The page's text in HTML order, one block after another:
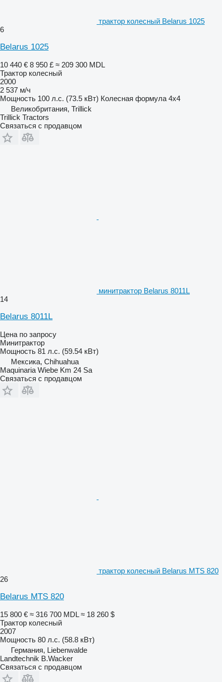
трактор колесный Belarus 1025
6
Belarus 1025
10 440 € 8 950 £ ≈ 209 300 MDL
Трактор колесный
2000
2 537 м/ч
Мощность 100 л.с. (73.5 кВт) Колесная формула 4x4
Великобритания, Trillick
Trillick Tractors
Связаться с продавцом
минитрактор Belarus 8011L
14
Belarus 8011L
Цена по запросу
Минитрактор
Мощность 81 л.с. (59.54 кВт)
Мексика, Chihuahua
Maquinaria Wiebe Km 24 Sa
Связаться с продавцом
трактор колесный Belarus MTS 820
26
Belarus MTS 820
15 800 € ≈ 316 700 MDL ≈ 18 260 $
Трактор колесный
2007
Мощность 80 л.с. (58.8 кВт)
Германия, Liebenwalde
Landtechnik B.Wacker
Связаться с продавцом